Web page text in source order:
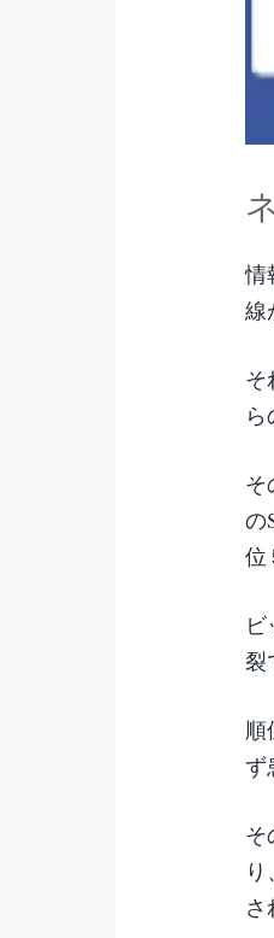
情
線
そ
ら
そ
の
位
裂
順
ず
そ
さ